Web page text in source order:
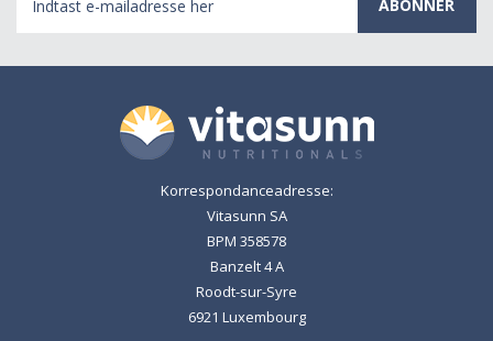
mail-
adresse
Korrespondanceadresse:
Vitasunn SA
BPM 358578
Banzelt 4 A
Roodt-sur-Syre
6921 Luxembourg